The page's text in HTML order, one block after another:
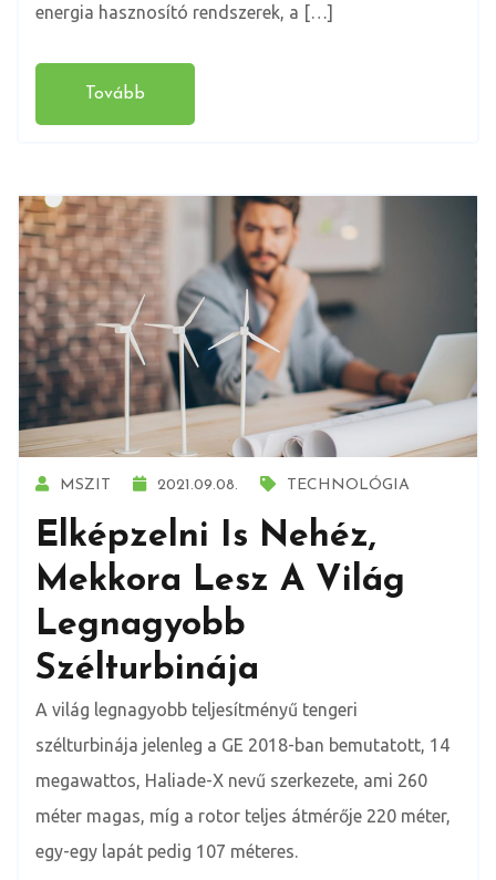
energia hasznosító rendszerek, a […]
Tovább
MSZIT 2021.09.08. TECHNOLÓGIA
Elképzelni Is Nehéz,
Mekkora Lesz A Világ
Legnagyobb
Szélturbinája
A világ legnagyobb teljesítményű tengeri
szélturbinája jelenleg a GE 2018-ban bemutatott, 14
megawattos, Haliade-X nevű szerkezete, ami 260
méter magas, míg a rotor teljes átmérője 220 méter,
egy-egy lapát pedig 107 méteres.